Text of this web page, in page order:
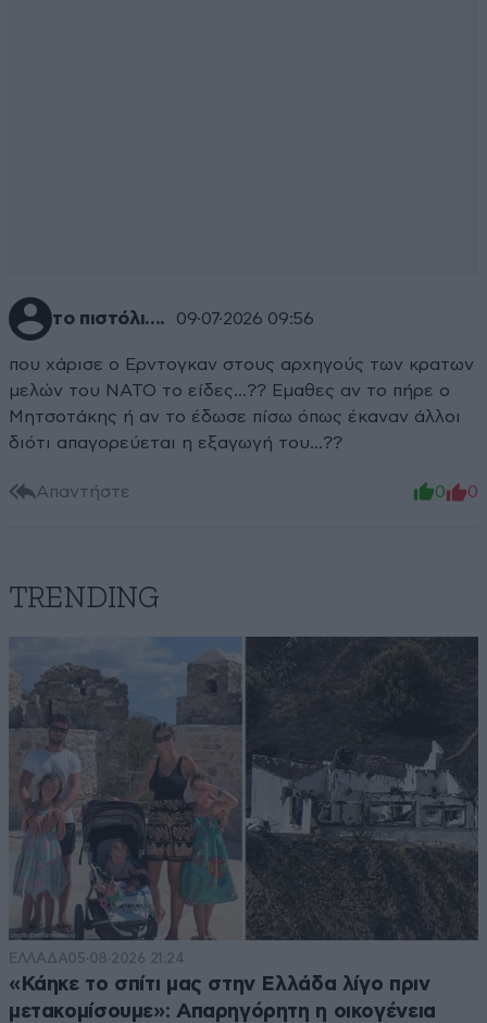
το πιστόλι.... 09·07·2026 09:56
που χάρισε ο Ερντογκαν στους αρχηγούς των κρατων
μελών του ΝΑΤΟ το είδες...?? Εμαθες αν το πήρε ο
Μητσοτάκης ή αν το έδωσε πίσω όπως έκαναν άλλοι
διότι απαγορεύεται η εξαγωγή του...??
Απαντήστε 0 0
TRENDING
ΕΛΛΑΔΑ05·08·2026 21:24
«Κάηκε το σπίτι μας στην Ελλάδα λίγο πριν
μετακομίσουμε»: Απαρηγόρητη η οικογένεια